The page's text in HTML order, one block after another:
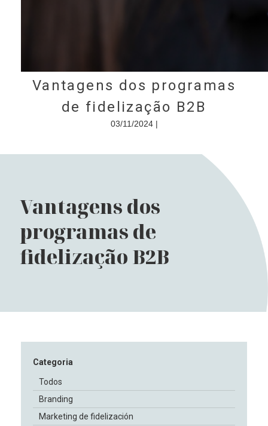
Vantagens dos programas
de fidelização B2B
03/11/2024 |
Vantagens dos
programas de
fidelização B2B
Categoria
Todos
Branding
Marketing de fidelización